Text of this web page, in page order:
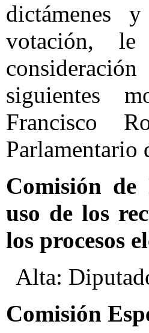
dictámenes
votación,
siguientes
Francisco
Comisión
uso de los
los procesos
Alta:
Comisión